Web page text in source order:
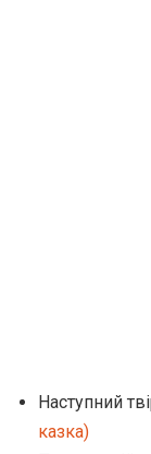
Наступний
казка)